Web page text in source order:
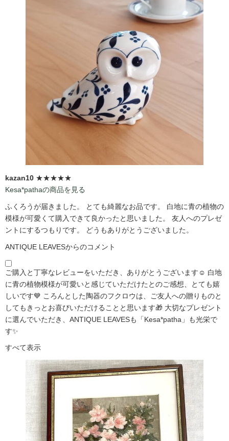
kazan10 ★★★★★
Kesa*pathaの商品を見る
ふくろうが届きました。 とても綺麗なお品です。 白地に青の植物の
模様が可愛くて購入できて良かったと思いました。 友人へのプレゼ
ントにするつもりです。 どうもありがとうございました。
ANTIQUE LEAVESからのコメント
ご購入と丁寧なレビューをいただき、ありがとうございます☺️ 白地
に青の植物模様が可愛いと感じていただけたとのご感想、とても嬉
しいです💙 ころんとした陶器のフクロウは、ご友人への贈りものと
してもきっとお喜びいただけることと思います🎁 大切なプレゼント
に選んでいただき、ANTIQUE LEAVESも「Kesa*patha」も光栄で
す✨
すべて表示